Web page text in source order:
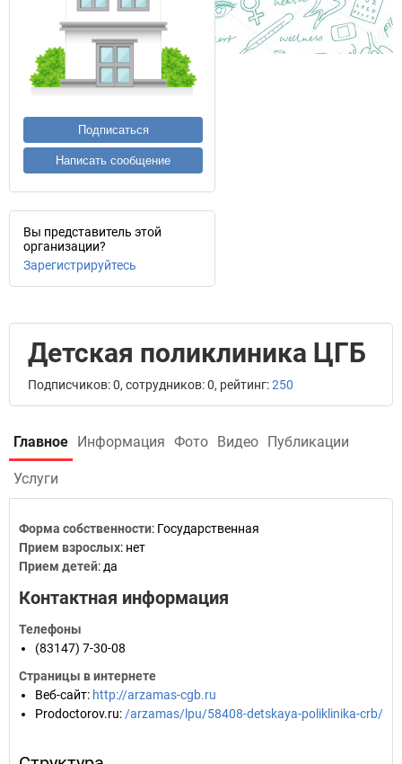
Подписаться
Написать сообщение
Вы представитель этой
организации?
Зарегистрируйтесь
Детская поликлиника ЦГБ
Подписчиков: 0, сотрудников: 0, рейтинг:250
Главное Информация Фото Видео Публикации
Услуги
Форма собственности: Государственная
Прием взрослых: нет
Прием детей: да
Контактная информация
Телефоны
(83147) 7-30-08
Страницы в интернете
Веб-сайт: http://arzamas-cgb.ru
Prodoctorov.ru: /arzamas/lpu/58408-detskaya-poliklinika-crb/